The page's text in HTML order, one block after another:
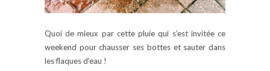
Quoi de mieux par cette pluie qui s’est invitée ce
weekend pour chausser ses bottes et sauter dans
les flaques d’eau !